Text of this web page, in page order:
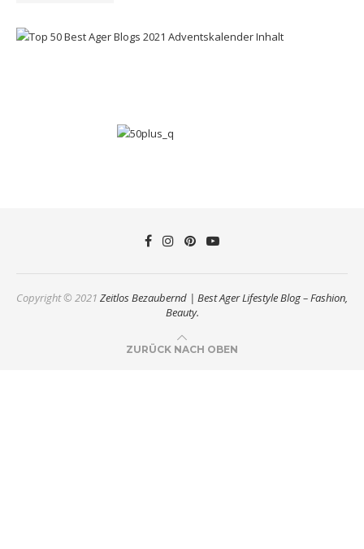
Copyright © 2021 Zeitlos Bezaubernd | Best Ager Lifestyle Blog – Fashion,
Beauty.
ZURÜCK NACH OBEN